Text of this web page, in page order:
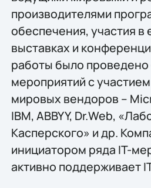
производителями
обеспечения, участия
выставках и
работы было проведено
мероприятий с
мировых вендоров –
IBM, ABBYY, Dr.Web,
Касперского» и др.
инициатором ряда IT-
активно поддерживает